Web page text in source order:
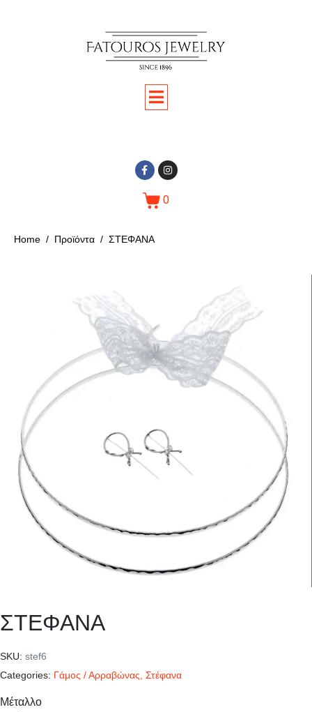
0
Home Προϊόντα ΣΤΕΦΑΝΑ
ΣΤΕΦΑΝΑ
SKU: stef6
Categories: Γάμος / Αρραβώνας Στέφανα
Μέταλλο